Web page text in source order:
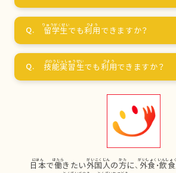
留学生でも利用 できますか？
技能実習生でも利用できますか？
日本で働きたい外国人の方に、 外食 ・飲